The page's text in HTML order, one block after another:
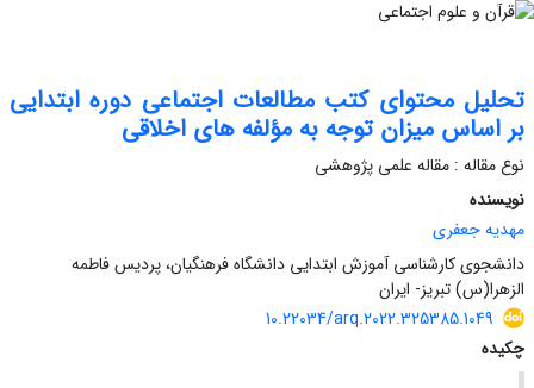
تحلیل محتوای کتب مطالعات اجتماعی دوره ابتدایی
بر اساس میزان توجه به مؤلفه های اخلاقی
نوع مقاله : مقاله علمی پژوهشی
نویسنده
مهدیه جعفری
دانشجوی کارشناسی آموزش ابتدایی دانشگاه فرهنگیان، پردیس فاطمه
الزهرا(س) تبریز- ایران
10.22034/arq.2022.325385.1049
چکیده